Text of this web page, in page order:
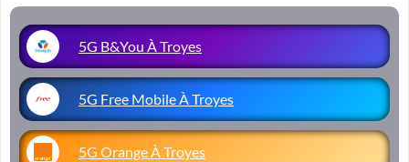
5G B&You À Troyes
5G Free Mobile À Troyes
5G Orange À Troyes